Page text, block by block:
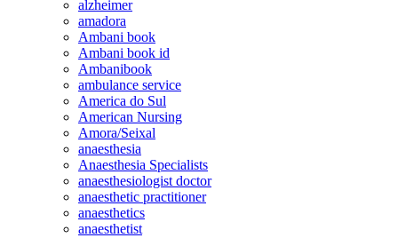
alzheimer
amadora
Ambani book
Ambani book id
Ambanibook
ambulance service
America do Sul
American Nursing
Amora/Seixal
anaesthesia
Anaesthesia Specialists
anaesthesiologist doctor
anaesthetic practitioner
anaesthetics
anaesthetist